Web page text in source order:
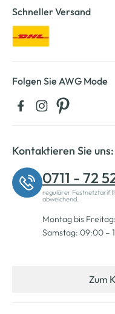
Schneller Versand
Folgen Sie AWG Mode
Kontaktieren Sie uns:
0711 - 72
regulärer Festnetztarif
abweichend.
Montag bis
Samstag: 09:00 –
Zum